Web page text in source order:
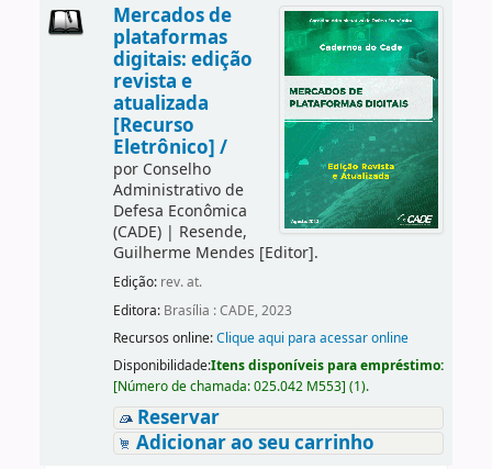
Mercados de
plataformas
digitais: edição
revista e
atualizada
[Recurso
Eletrônico] /
por Conselho
Administrativo de
Defesa Econômica
(CADE)| Resende,
Guilherme Mendes [Editor].
Edição: rev. at.
Editora: Brasília : CADE, 2023
Recursos online:Clique aqui para acessar online
Disponibilidade:Itens disponíveis para empréstimo:
[Número de chamada:025.042 M553] (1).
Reservar
Adicionar ao seu carrinho